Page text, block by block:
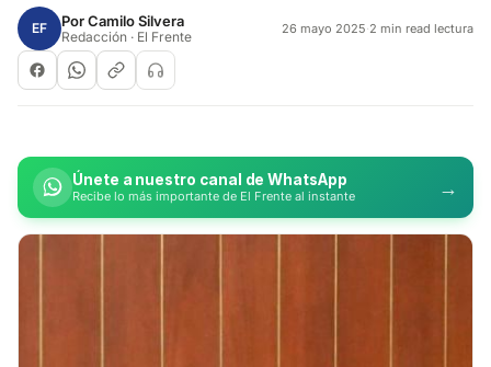
EF PorCamilo Silvera
Redacción · El Frente 26 mayo 2025·2 min read lectura
Únete a nuestro canal de WhatsApp
Recibe lo más importante de El Frente al instante →